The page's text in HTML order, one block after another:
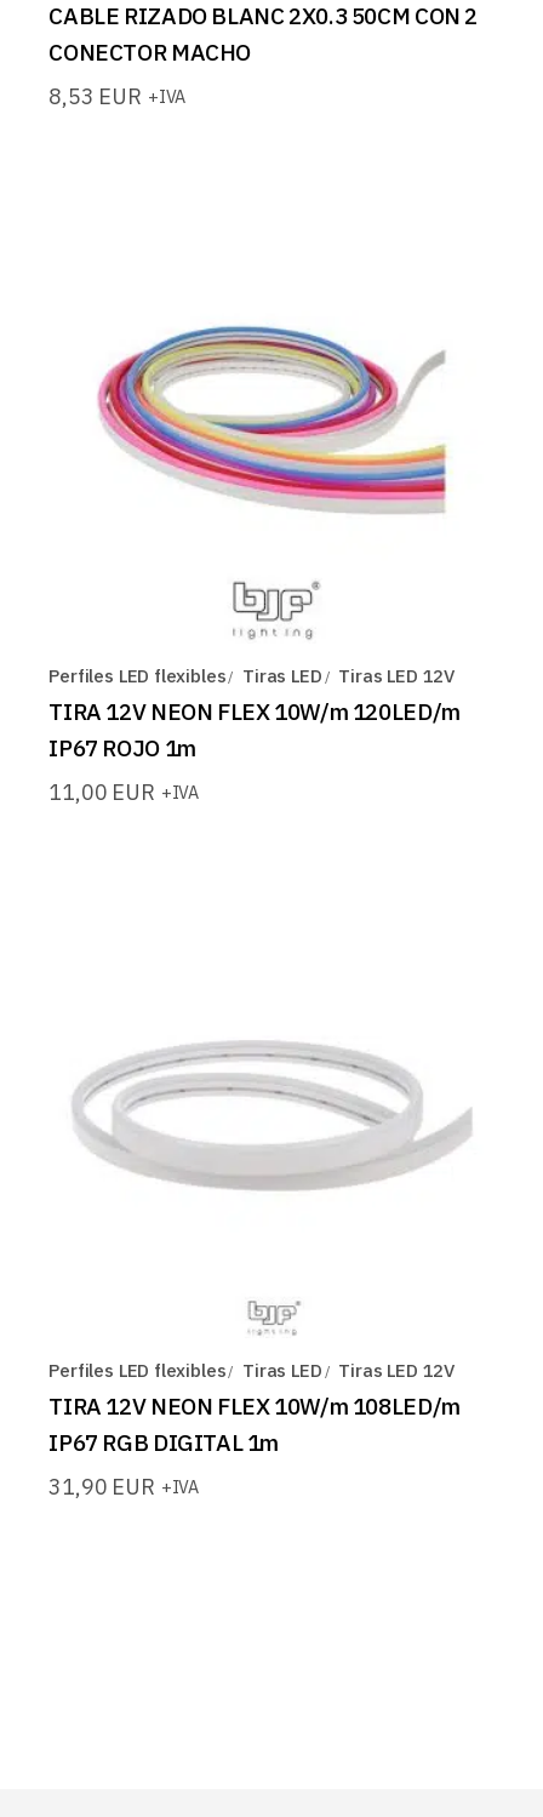
CABLE RIZADO BLANC 2X0.3 50CM CON 2
CONECTOR MACHO
8,53 EUR +IVA
Perfiles LED flexibles Tiras LED Tiras LED 12V
TIRA 12V NEON FLEX 10W/m 120LED/m
IP67 ROJO 1m
11,00 EUR +IVA
Perfiles LED flexibles Tiras LED Tiras LED 12V
TIRA 12V NEON FLEX 10W/m 108LED/m
IP67 RGB DIGITAL 1m
31,90 EUR +IVA